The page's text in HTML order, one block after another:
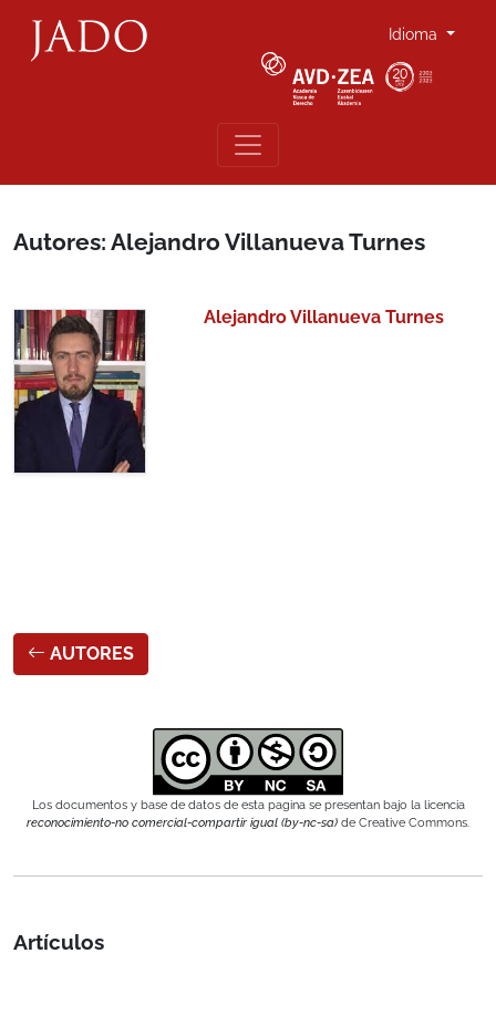
Idioma
Autores: Alejandro Villanueva Turnes
Alejandro Villanueva Turnes
AUTORES
Los documentos y base de datos de esta pagina se presentan bajo la licencia
reconocimiento-no comercial-compartir igual (by-nc-sa) de Creative Commons.
Artículos